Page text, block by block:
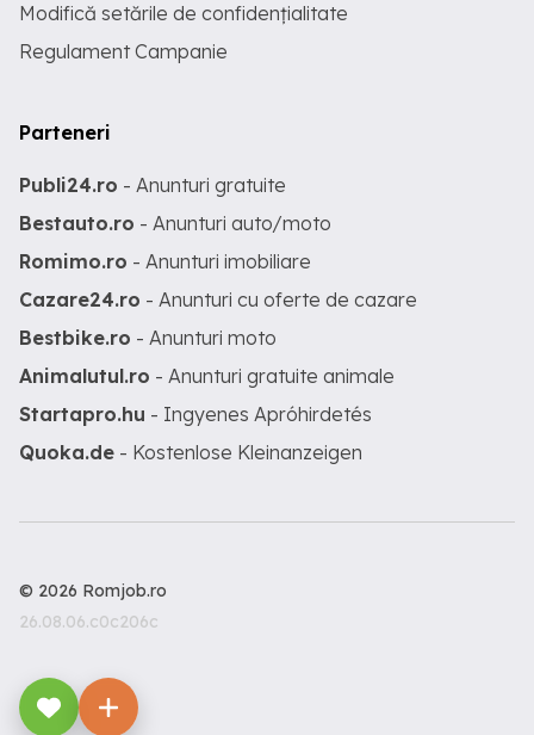
Modifică setările de confidențialitate
Regulament Campanie
Parteneri
Publi24.ro - Anunturi gratuite
Bestauto.ro - Anunturi auto/moto
Romimo.ro - Anunturi imobiliare
Cazare24.ro - Anunturi cu oferte de cazare
Bestbike.ro - Anunturi moto
Animalutul.ro - Anunturi gratuite animale
Startapro.hu - Ingyenes Apróhirdetés
Quoka.de - Kostenlose Kleinanzeigen
© 2026 Romjob.ro
26.08.06.c0c206c